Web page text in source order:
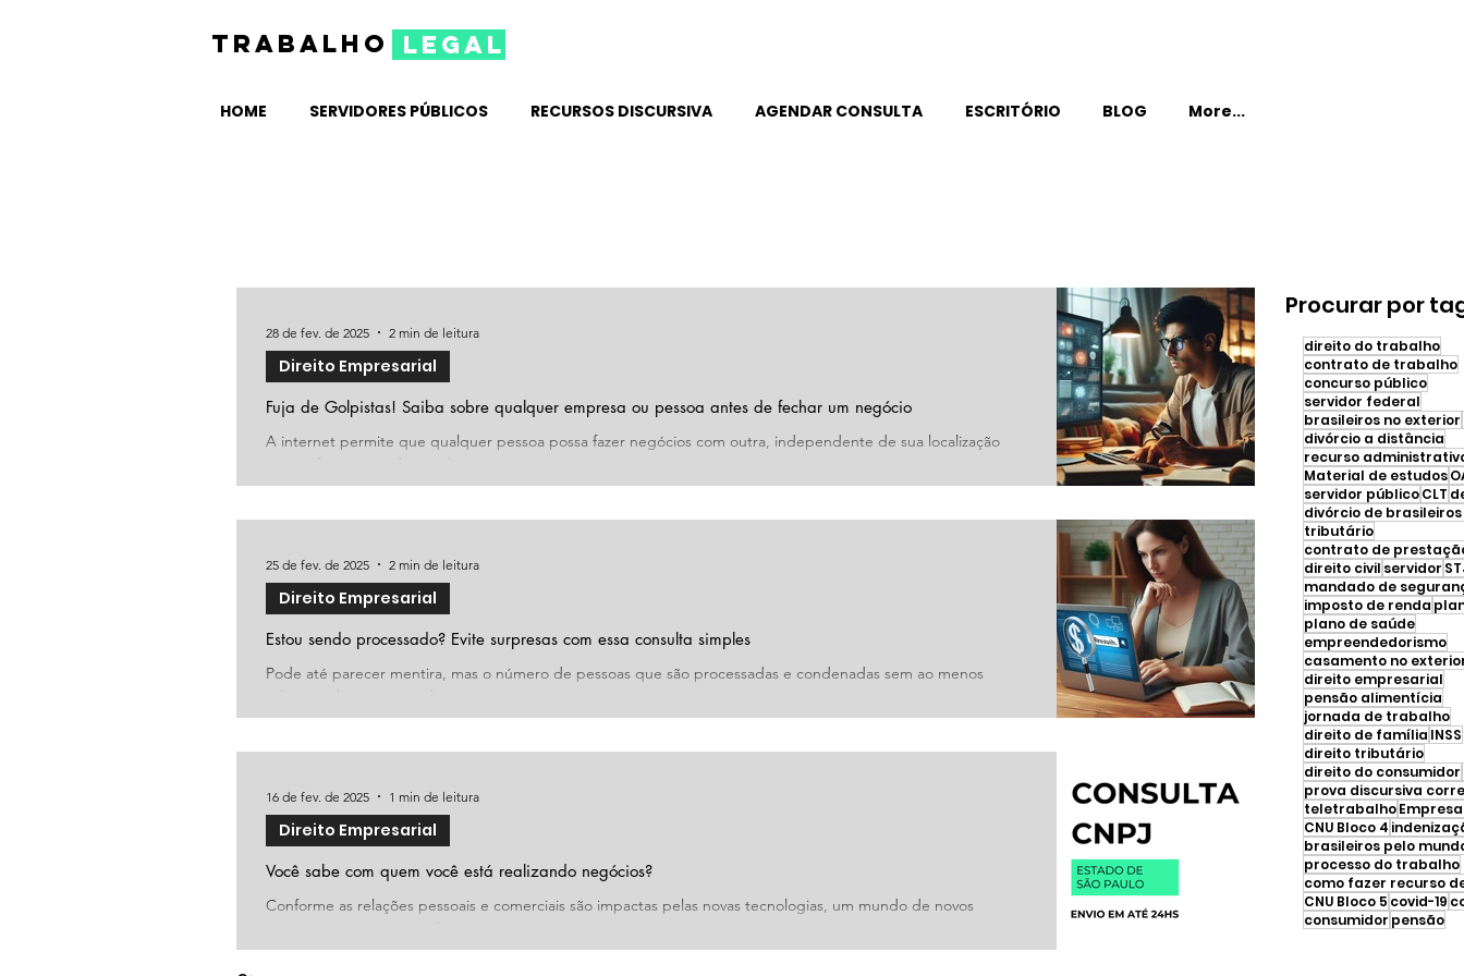
TRABALHO legal
HOME SERVIDORES PÚBLICOS RECURSOS DISCURSIVA AGENDAR CONSULTA ESCRITÓRIO BLOG More...
Fuja de Golpistas! Saiba sobre qualquer empresa ou pessoa antes de fechar um negócio
A internet permite que qualquer pessoa possa fazer negócios com outra, independente de sua localização
geográfica, tornando as relações...
Direito Empresarial
28 de fev. de 2025 2 min de leitura
Estou sendo processado? Evite surpresas com essa consulta simples
Pode até parecer mentira, mas o número de pessoas que são processadas e condenadas sem ao menos
saberem da existência de um processo...
Direito Empresarial
25 de fev. de 2025 2 min de leitura
Você sabe com quem você está realizando negócios?
Conforme as relações pessoais e comerciais são impactas pelas novas tecnologias, um mundo de novos
parceiros comerciais se abre para nós,...
Direito Empresarial
16 de fev. de 2025 1 min de leitura
Procurar por
direito do trabalho
contrato de trabalho
concurso público
servidor federal
brasileiros no exterior
divórcio a distância
recurso
Material de estudos
servidor públicoCLT
tributário
direito civil servidor
mandado de
imposto de renda
plano de saúde
empreendedorismo
casamento no
direito empresarial
pensão alimentícia
jornada de trabalho
direito de família INSS
direito tributário
direito do consumidor
prova discursiva
teletrabalho
CNU Bloco 4
brasileiros pelo
processo do trabalho
CNU Bloco 5 covid-19
consumidor pensão